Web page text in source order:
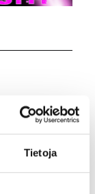
Tietoja